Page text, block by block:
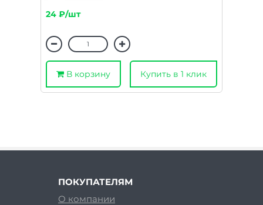
24 ₽/шт
В корзину Купить в 1 клик
ПОКУПАТЕЛЯМ
О компании